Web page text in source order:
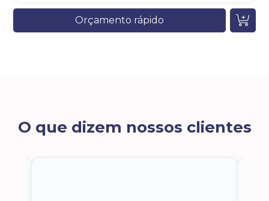
Orçamento rápido
O que dizem nossos clientes